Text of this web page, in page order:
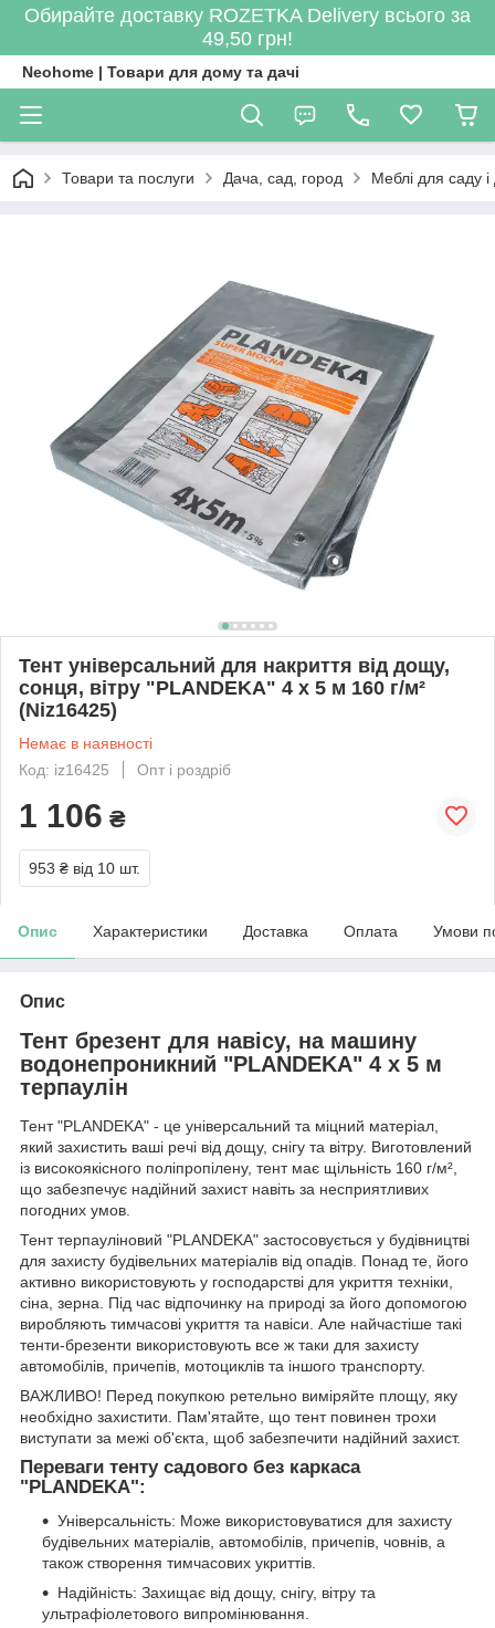
Обирайте доставку ROZETKA Delivery всього за
49,50 грн!
Neohome | Товари для дому та дачі
Товари та послуги Дача, сад, город Меблі для саду і
Тент універсальний для накриття від дощу,
сонця, вітру "PLANDEKA" 4 х 5 м 160 г/м²
(Niz16425)
Немає в наявності
Код: iz16425
Опт і роздріб
1 106 ₴
953 ₴ від 10 шт.
Опис Характеристики Доставка Оплата Умови
Опис
Тент брезент для навісу, на машину
водонепроникний "PLANDEKA" 4 х 5 м
терпаулін
Тент "PLANDEKA" - це універсальний та міцний матеріал,
який захистить ваші речі від дощу, снігу та вітру. Виготовлений
із високоякісного поліпропілену, тент має щільність 160 г/м²,
що забезпечує надійний захист навіть за несприятливих
погодних умов.
Тент терпауліновий "PLANDEKA" застосовується у будівництві
для захисту будівельних матеріалів від опадів. Понад те, його
активно використовують у господарстві для укриття техніки,
сіна, зерна. Під час відпочинку на природі за його допомогою
виробляють тимчасові укриття та навіси. Але найчастіше такі
тенти-брезенти використовують все ж таки для захисту
автомобілів, причепів, мотоциклів та іншого транспорту.
ВАЖЛИВО! Перед покупкою ретельно виміряйте площу, яку
необхідно захистити. Пам'ятайте, що тент повинен трохи
виступати за межі об'єкта, щоб забезпечити надійний захист.
Переваги тенту садового без каркаса
"PLANDEKA":
Універсальність: Може використовуватися для захисту
будівельних матеріалів, автомобілів, причепів, човнів, а
також створення тимчасових укриттів.
Надійність: Захищає від дощу, снігу, вітру та
ультрафіолетового випромінювання.